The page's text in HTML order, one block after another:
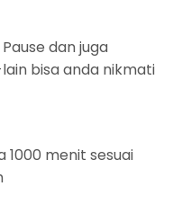
dan juga
bisa anda nikmati
1000 menit sesuai